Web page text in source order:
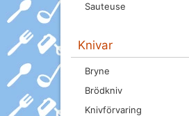
Sauteuse
Knivar
Bryne
Brödkniv
Knivförvaring